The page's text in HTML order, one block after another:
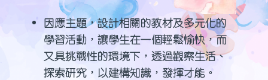
因應主題，設計相關的教材及多元化的
學習活動，讓學生在一個輕鬆愉快，而
又具挑戰性的環境下，透過觀察生活、
探索研究，以建構知識，發揮才能。